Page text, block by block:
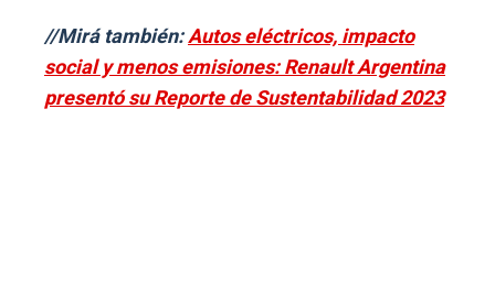
//Mirá también:Autos eléctricos, impacto
social y menos emisiones: Renault Argentina
presentó su Reporte de Sustentabilidad 2023